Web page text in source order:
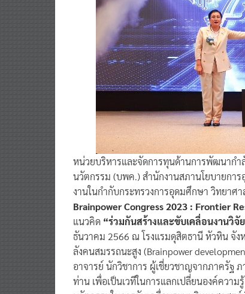
หน่วยบริหารและจัดการทุนด้านการพัฒนากํ
นวัตกรรม (บพค.) สํานักงานสภานโยบายกา
งานในกำกับกระทรวงการอุดมศึกษา วิทยาศ
Brainpower Congress 2023 : Frontier
แนวคิด“ร่วมกันสร้างและขับเคลื่อนงานวิ
ธันวาคม 2566 ณ โรงแรมดุสิตธานี หัวหิน จัง
ลังคนสมรรถนะสูง (Brainpower
อาจารย์ นักวิชาการ ผู้เชี่ยวชาญจากภาครัฐ
ท่าน เพื่อเป็นเวทีในการแลกเปลี่ยนองค์ควา
นวัตกรรมในการขับเคลื่อนระบบวิทยาศาสตร์